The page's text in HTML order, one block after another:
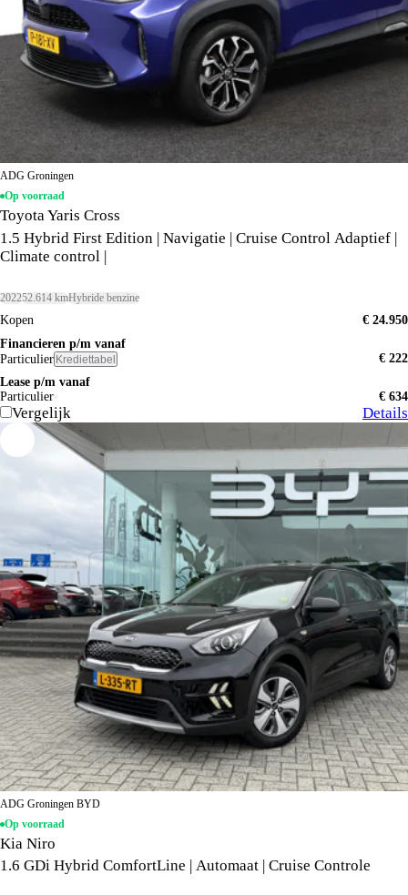
ADG Groningen
Op voorraad
Toyota Yaris Cross
1.5 Hybrid First Edition | Navigatie | Cruise Control Adaptief |
Climate control |
202252.614 kmHybride benzine
Kopen
€ 24.950
Financieren p/m vanaf
Particulier Krediettabel
€ 222
Lease p/m vanaf
Particulier
€ 634
Vergelijk Details
ADG Groningen BYD
Op voorraad
Kia Niro
1.6 GDi Hybrid ComfortLine | Automaat | Cruise Controle